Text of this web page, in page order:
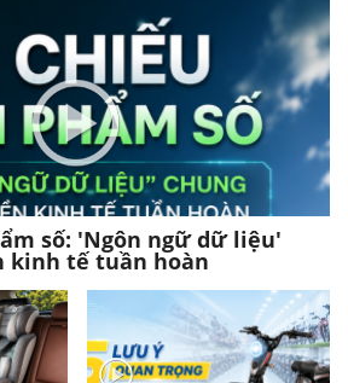
số: 'Ngôn ngữ dữ liệu'
kinh tế tuần hoàn